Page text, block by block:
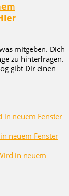
mitgeben. Dich
zu hinterfragen.
gibt Dir einen
in neuem Fenster
neuem Fenster
in neuem